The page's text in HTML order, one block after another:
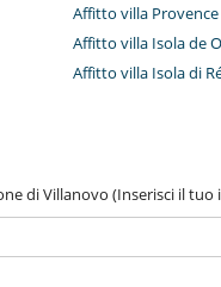
Affitto villa Provence
Affitto villa Isola de
Affitto villa Isola di
di Villanovo (Inserisci il tuo